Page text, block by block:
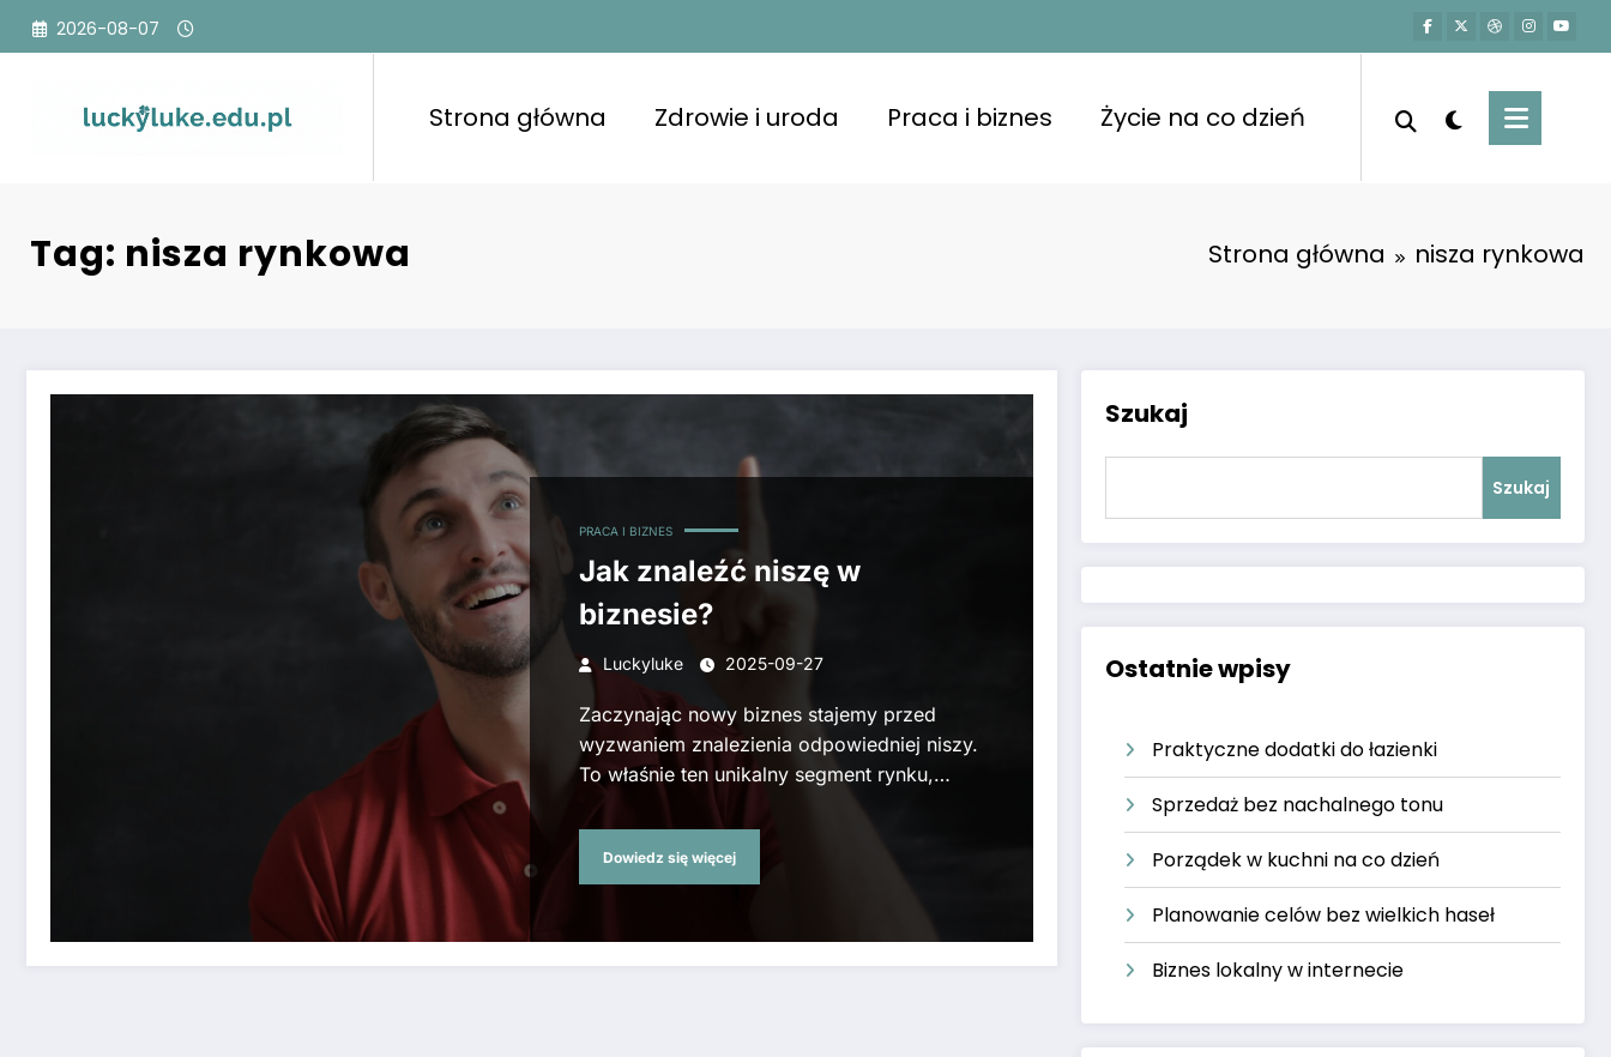
Przejdź
2026-08-07
Strona główna Zdrowie i uroda Praca i biznes Życie na co dzień
Tag: nisza rynkowa Strona główna nisza rynkowa
PRACA I BIZNES
Jak znaleźć niszę w
biznesie?
Luckyluke 2025-09-27
Zaczynając nowy biznes stajemy przed
wyzwaniem znalezienia odpowiedniej niszy.
To właśnie ten unikalny segment rynku,…
Dowiedz się więcej
Szukaj
Szukaj
Ostatnie wpisy
Praktyczne dodatki do łazienki
Sprzedaż bez nachalnego tonu
Porządek w kuchni na co dzień
Planowanie celów bez wielkich haseł
Biznes lokalny w internecie